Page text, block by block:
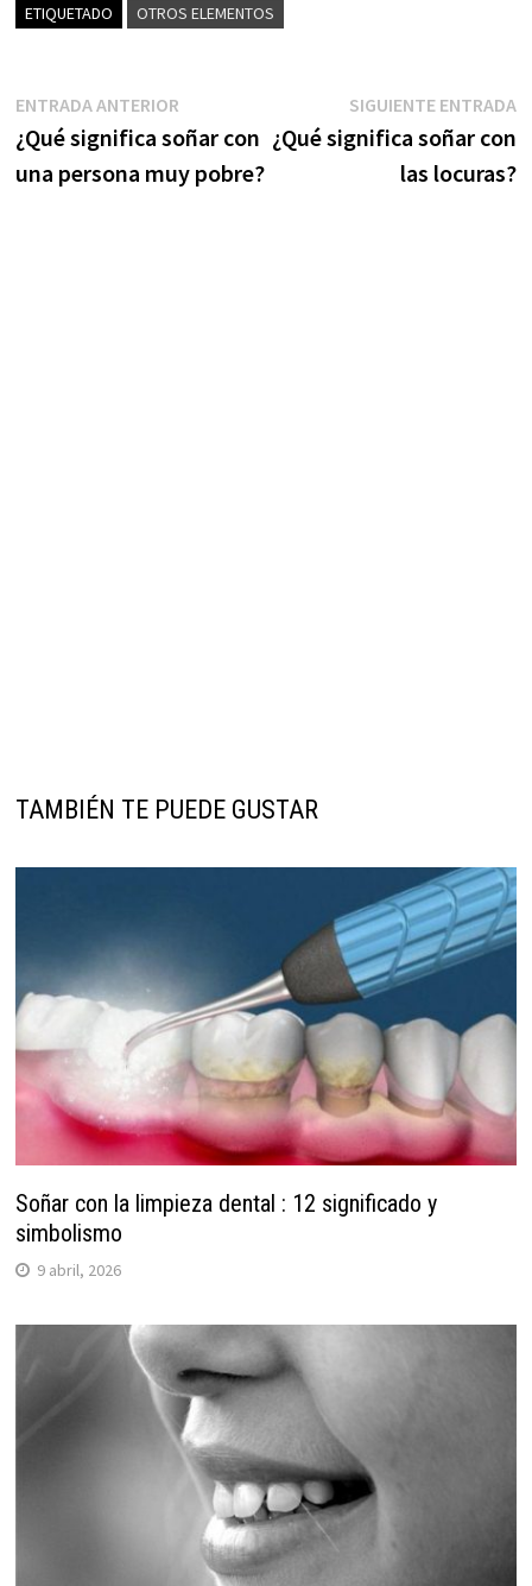
ETIQUETADO OTROS ELEMENTOS
Navegación
de
entradas
ENTRADA ANTERIOREntrada
anterior:
¿Qué significa soñar con
una persona muy pobre?
SIGUIENTE ENTRADA
¿Qué significa soñar con
las locuras?
TAMBIÉN TE PUEDE GUSTAR
Soñar con la limpieza dental : 12 significado y
simbolismo
9 abril, 2026